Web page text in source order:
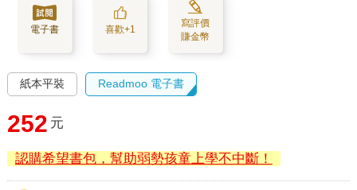
電子書 喜歡+1
寫評價
賺金幣
紙本平裝 Readmoo 電子書
252 元
認購希望書包，幫助弱勢孩童上學不中斷！